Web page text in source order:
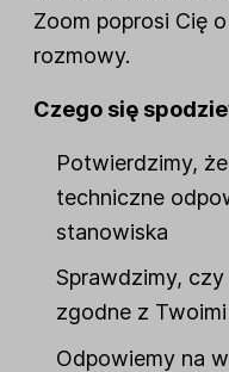
Zoom poprosi Cię
rozmowy.
Czego się
Potwierdzimy,
techniczne
stanowiska
Sprawdzimy,
zgodne z Twoimi
Odpowiemy na